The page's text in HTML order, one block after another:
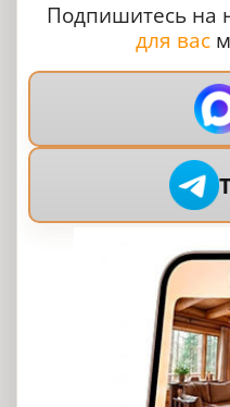
Подпишитесь на
для вас